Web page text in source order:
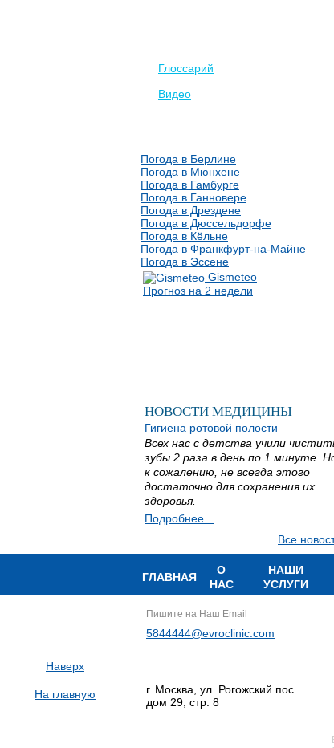
Глоссарий
Видео
Погода в Берлине
Погода в Мюнхене
Погода в Гамбурге
Погода в Ганновере
Погода в Дрездене
Погода в Дюссельдорфе
Погода в Кёльне
Погода в Франкфурт-на-Майне
Погода в Эссене
Gismeteo
Прогноз на 2 недели
НОВОСТИ МЕДИЦИНЫ
Гигиена ротовой полости
Всех нас с детства учили
зубы 2 раза в день по 1 минуте.
к сожалению, не всегда этого
достаточно для сохранения их
здоровья.
Подробнее...
Все
ГЛАВНАЯ
О
НАС
НАШИ
УСЛУГИ
Пишите на Наш Email
5844444@evroclinic.com
г. Москва, ул. Рогожский пос.
дом 29, стр. 8
Наверх
На главную